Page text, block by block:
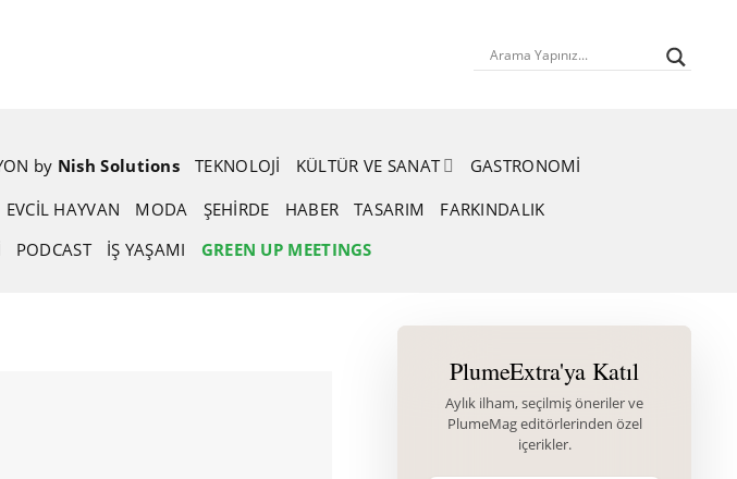
by Nish Solutions TEKNOLOJI KÜLTÜR VE SANAT
GASTRONOMI
EVCIL HAYVAN MODA ŞEHIRDE HABER TASARIM
FARKINDALIK
PODCAST İŞ YAŞAMI GREEN UP MEETINGS
PlumeExtra'ya Katıl
Aylık ilham, seçilmiş öneriler ve
PlumeMag editörlerinden özel
içerikler.